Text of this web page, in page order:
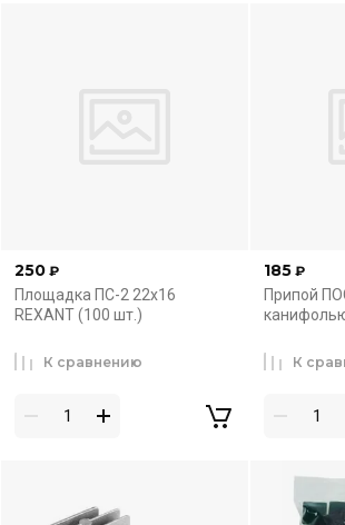
продажа сетевого оборудования
К покупкам
250 ₽
Площадка ПС-2 22x16
REXANT (100 шт.)
К сравнению
185 ₽
Припой
К